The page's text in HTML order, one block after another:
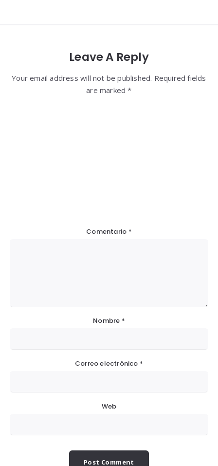
Leave A Reply
Your email address will not be published. Required fields
are marked *
Comentario *
Nombre *
Correo electrónico *
Web